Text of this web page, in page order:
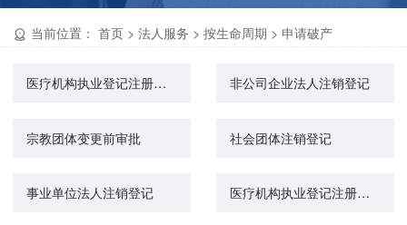
当前位置： 首页 >法人服务 >按生命周期 > 申请破产
医疗机构执业登记注册（注销） 非公司企业法人注销登记
宗教团体变更前审批 社会团体注销登记
事业单位法人注销登记 医疗机构执业登记注册（注销）